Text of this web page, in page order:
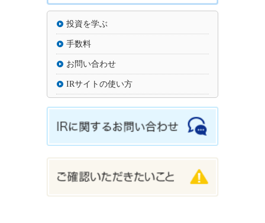
投資を学ぶ
手数料
お問い合わせ
IRサイトの使い方